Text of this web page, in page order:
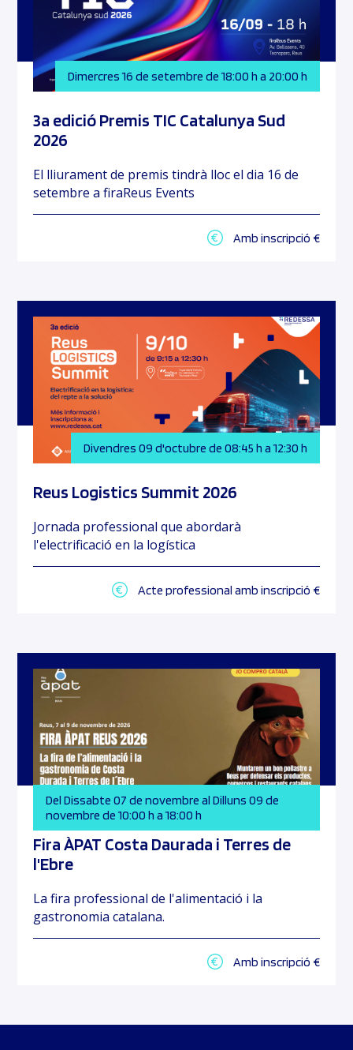
Dimercres 16 de setembre de 18:00 h a 20:00 h
3a edició Premis TIC Catalunya Sud
2026
El lliurament de premis tindrà lloc el dia 16 de
setembre a firaReus Events
Amb inscripció €
Divendres 09 d'octubre de 08:45 h a 12:30 h
Reus Logistics Summit 2026
Jornada professional que abordarà
l'electrificació en la logística
Acte professional amb inscripció €
Del Dissabte 07 de novembre al Dilluns 09 de
novembre de 10:00 h a 18:00 h
Fira ÀPAT Costa Daurada i Terres de
l'Ebre
La fira professional de l'alimentació i la
gastronomia catalana.
Amb inscripció €